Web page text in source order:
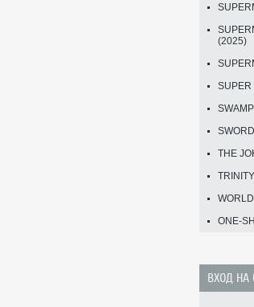
(2025)
SUPER
THE
TRINITY
ONE-
ВХОД НА